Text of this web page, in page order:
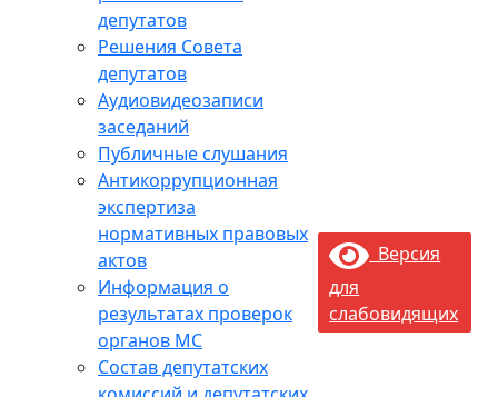
депутатов
Решения Совета
депутатов
Аудиовидеозаписи
заседаний
Публичные слушания
Антикоррупционная
экспертиза
нормативных правовых
актов
Информация о
результатах проверок
органов МС
Состав депутатских
Версия
для
слабовидящих